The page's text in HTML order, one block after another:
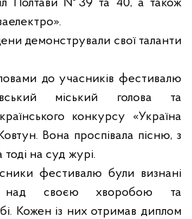
Полтави №39 та 40, а також
демонстрували свої таланти
до учасників фестивалю
міський голова та
конкурсу «Україна
Вона проспівала пісню, з
на суд журі.
фестивалю були визнані
над своєю хворобою та
Кожен із них отримав диплом